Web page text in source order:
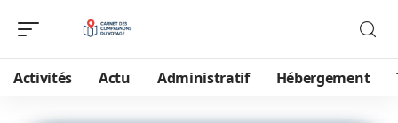
Activités Actu Administratif Hébergement